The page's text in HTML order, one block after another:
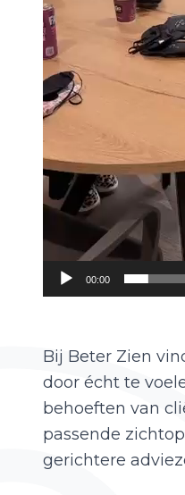
00:00
Bij Beter Zien
door écht te
behoeften van
passende
gerichtere